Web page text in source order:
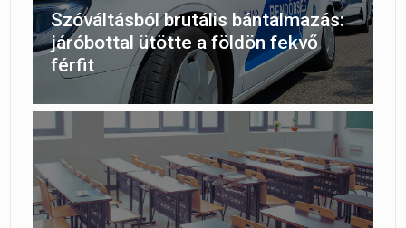
Szóváltásból brutális bántalmazás:
járóbottal ütötte a földön fekvő
férfit